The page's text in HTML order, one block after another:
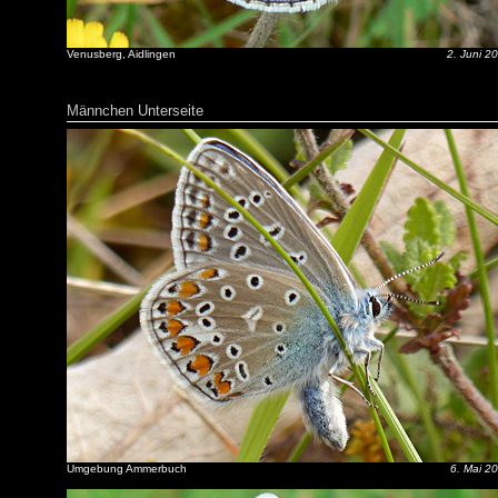
Venusberg, Aidlingen 2. Juni
Männchen Unterseite
Umgebung Ammerbuch 6. Mai